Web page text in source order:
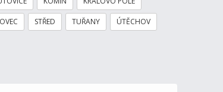
STŘED TUŘANY ÚTĚCHOV